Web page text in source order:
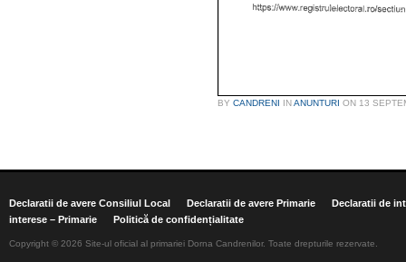
BY CANDRENI INANUNTURI ON 13
Declaratii de avere Consiliul Local Declaratii de avere Primarie
Declaratii de
interese – Primarie
Politică de confidențialitate
Copyright © 2026 Site-ul oficial al primariei Dorna Candrenilor. Toate drepturile rezervate.